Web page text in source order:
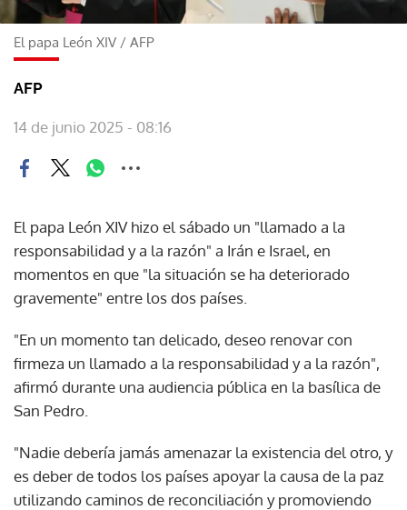
El papa León XIV / AFP
AFP
14 de junio 2025 - 08:16
El papa León XIV hizo el sábado un "llamado a la
responsabilidad y a la razón" a Irán e Israel, en
momentos en que "la situación se ha deteriorado
gravemente" entre los dos países.
"En un momento tan delicado, deseo renovar con
firmeza un llamado a la responsabilidad y a la razón",
afirmó durante una audiencia pública en la basílica de
San Pedro.
"Nadie debería jamás amenazar la existencia del otro, y
es deber de todos los países apoyar la causa de la paz
utilizando caminos de reconciliación y promoviendo